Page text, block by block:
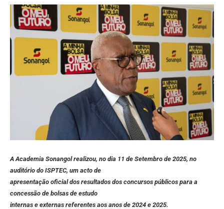
A Academia Sonangol realizou, no dia 11 de Setembro de 2025, no
auditório do ISPTEC, um acto de
apresentação oficial dos resultados dos concursos públicos para a
concessão de bolsas de estudo
internas e externas referentes aos anos de 2024 e 2025.